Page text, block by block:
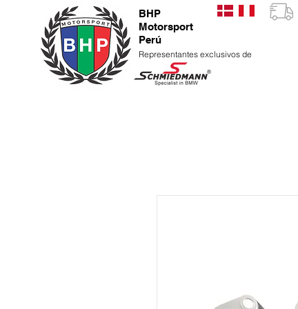
BHP
Motorsport
Perú
Representantes exclusivos de